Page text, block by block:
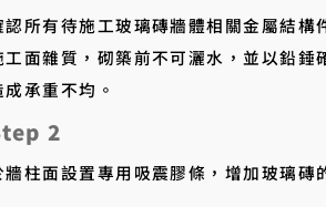
認所有待施工玻璃磚牆體相關金屬結構
工面雜質，砌築前不可灑水，並以鉛錘
成承重不均。
2
牆柱面設置專用吸震膠條，增加玻璃磚